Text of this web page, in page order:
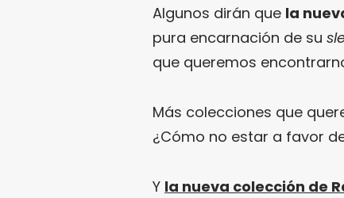
Algunos dirán que la
pura encarnación de su
que queremos
Más colecciones que
¿Cómo no estar a favor
Y la nueva colección de